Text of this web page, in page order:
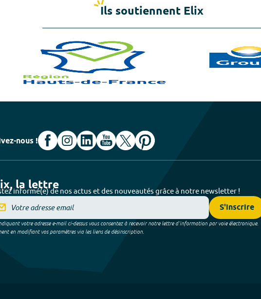
Ils soutiennent Elix
nous !
la lettre
informé(e) de nos actus et des nouveautés grâce à notre newsletter !
S'inscrire
votre adresse e-mail ci-dessus vous consentez à recevoir notre lettre d’information par voie électronique.
en modifiant vos paramètres via les liens de désinscription.